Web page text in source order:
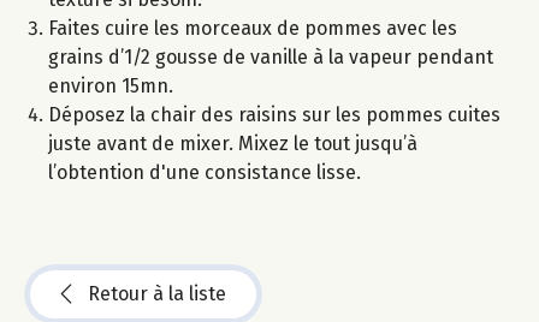
Faites cuire les morceaux de pommes avec les
grains d’1/2 gousse de vanille à la vapeur pendant
environ 15mn.
Déposez la chair des raisins sur les pommes cuites
juste avant de mixer. Mixez le tout jusqu’à
l’obtention d'une consistance lisse.
Retour à la liste